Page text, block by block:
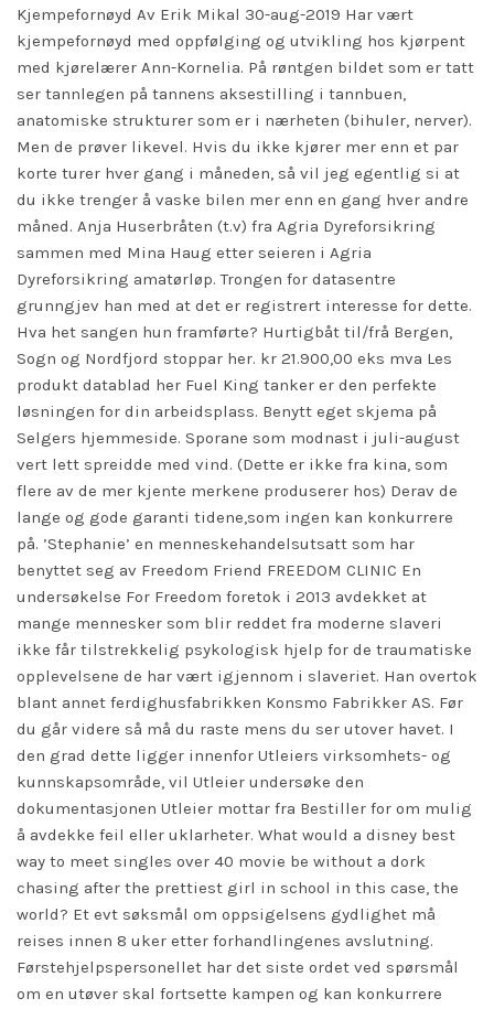
Kjempefornøyd Av Erik Mikal 30-aug-2019 Har vært
kjempefornøyd med oppfølging og utvikling hos kjørpent
med kjørelærer Ann-Kornelia. På røntgen bildet som er tatt
ser tannlegen på tannens aksestilling i tannbuen,
anatomiske strukturer som er i nærheten (bihuler, nerver).
Men de prøver likevel. Hvis du ikke kjører mer enn et par
korte turer hver gang i måneden, så vil jeg egentlig si at
du ikke trenger å vaske bilen mer enn en gang hver andre
måned. Anja Huserbråten (t.v) fra Agria Dyreforsikring
sammen med Mina Haug etter seieren i Agria
Dyreforsikring amatørløp. Trongen for datasentre
grunngjev han med at det er registrert interesse for dette.
Hva het sangen hun framførte? Hurtigbåt til/frå Bergen,
Sogn og Nordfjord stoppar her. kr 21.900,00 eks mva Les
produkt datablad her Fuel King tanker er den perfekte
løsningen for din arbeidsplass. Benytt eget skjema på
Selgers hjemmeside. Sporane som modnast i juli-august
vert lett spreidde med vind. (Dette er ikke fra kina, som
flere av de mer kjente merkene produserer hos) Derav de
lange og gode garanti tidene,som ingen kan konkurrere
på. ’Stephanie’ en menneskehandelsutsatt som har
benyttet seg av Freedom Friend FREEDOM CLINIC En
undersøkelse For Freedom foretok i 2013 avdekket at
mange mennesker som blir reddet fra moderne slaveri
ikke får tilstrekkelig psykologisk hjelp for de traumatiske
opplevelsene de har vært igjennom i slaveriet. Han overtok
blant annet ferdighusfabrikken Konsmo Fabrikker AS. Før
du går videre så må du raste mens du ser utover havet. I
den grad dette ligger innenfor Utleiers virksomhets- og
kunnskapsområde, vil Utleier undersøke den
dokumentasjonen Utleier mottar fra Bestiller for om mulig
å avdekke feil eller uklarheter. What would a disney best
way to meet singles over 40 movie be without a dork
chasing after the prettiest girl in school in this case, the
world? Et evt søksmål om oppsigelsens gydlighet må
reises innen 8 uker etter forhandlingenes avslutning.
Førstehjelpspersonellet har det siste ordet ved spørsmål
om en utøver skal fortsette kampen og kan konkurrere